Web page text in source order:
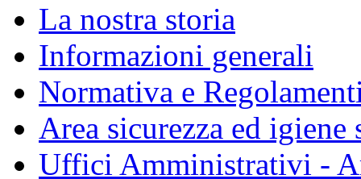
La nostra storia
Informazioni generali
Normativa e
Area sicurezza ed igiene
Uffici Amministrativi -